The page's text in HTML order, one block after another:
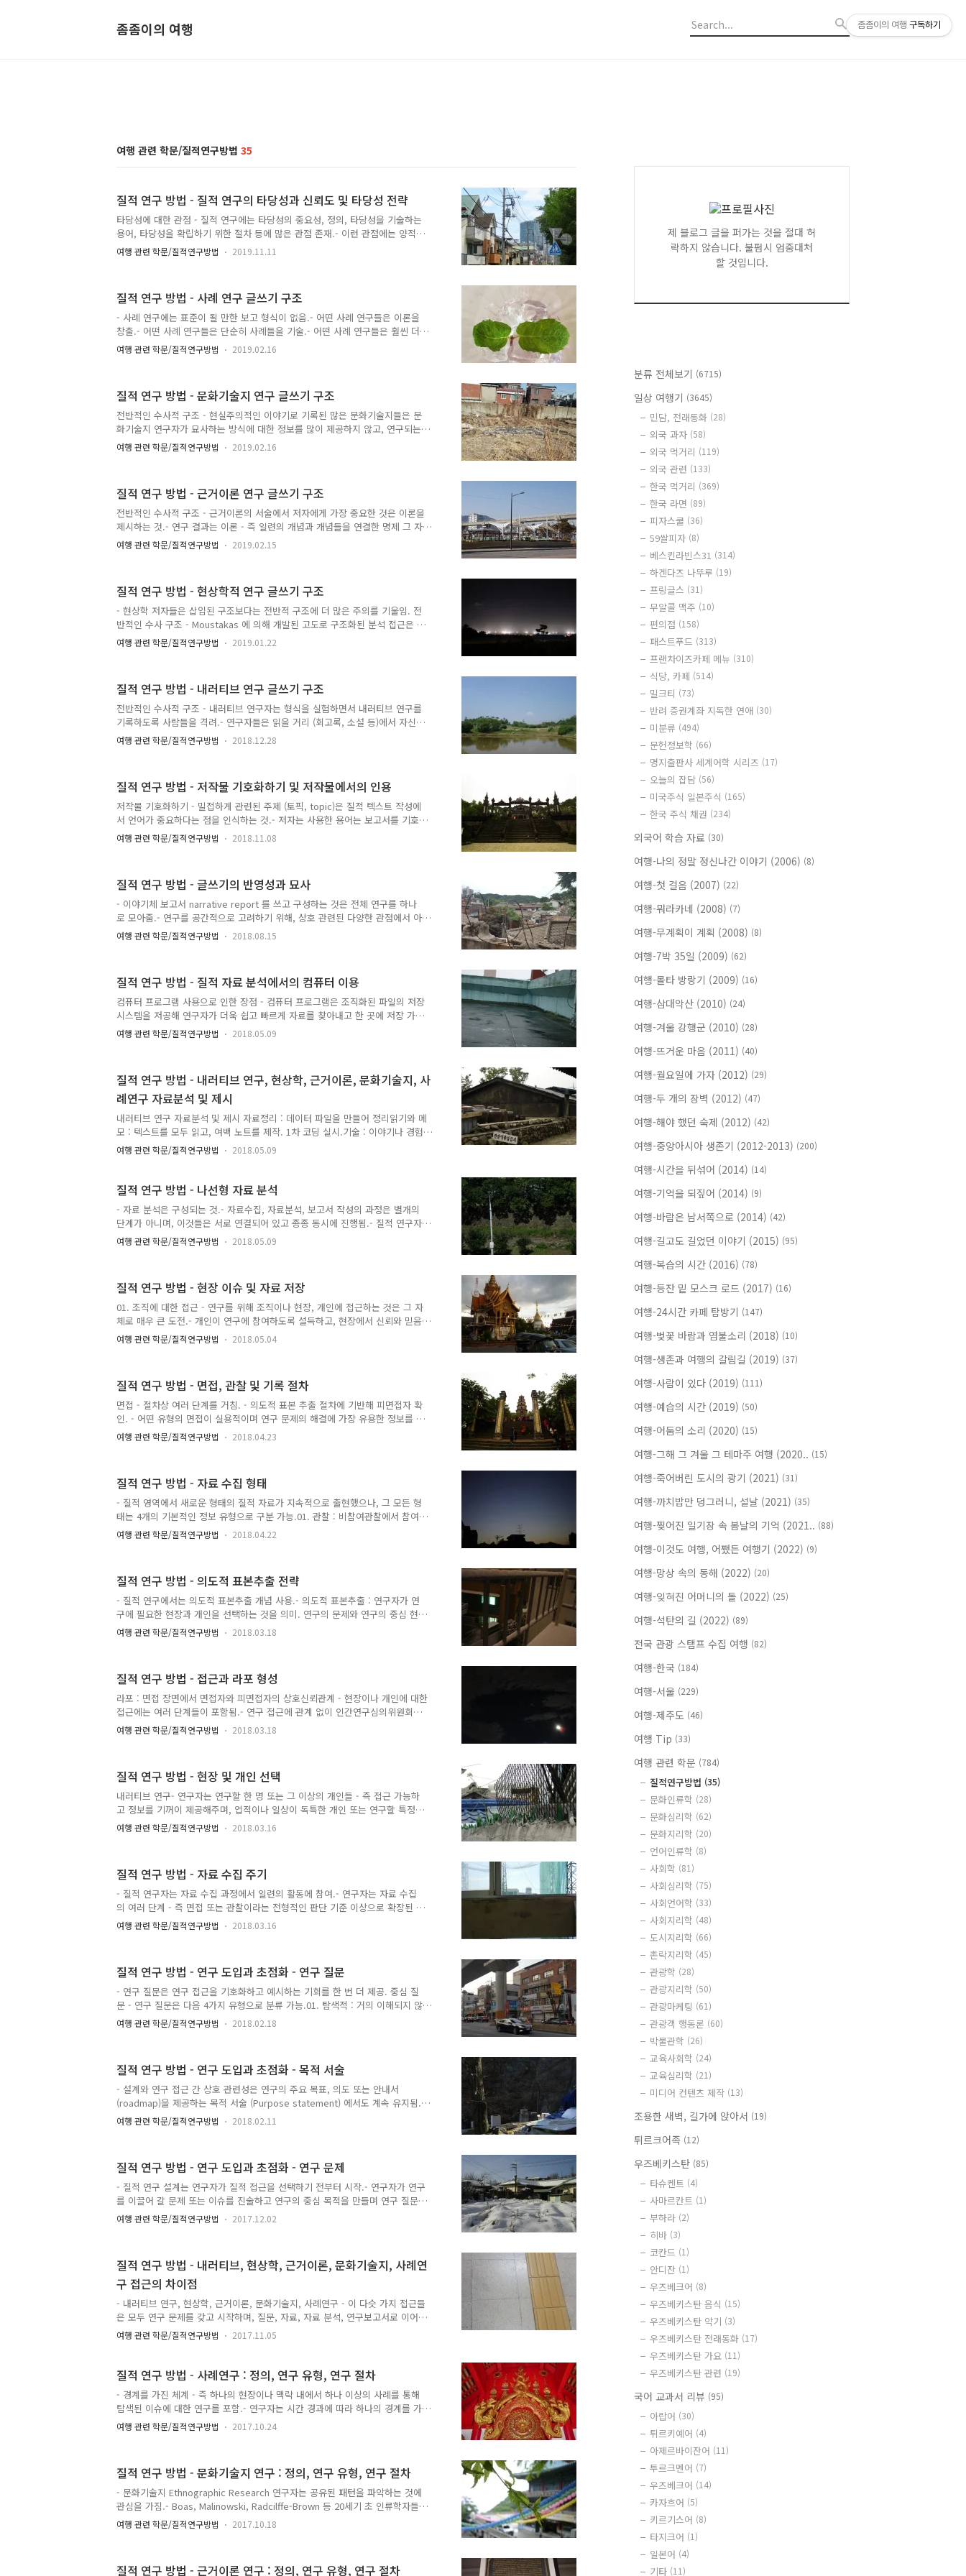
좀좀이의 여행
여행 관련 학문/질적연구방법 35
질적 연구 방법 - 질적 연구의 타당성과 신뢰도 및 타당성 전략
타당성에 대한 관점 - 질적 연구에는 타당성의 중요성, 정의, 타당성을 기술하는
용어, 타당성을 확립하기 위한 절차 등에 많은 관점 존재.- 이런 관점에는 양적
인 관점에서 질적인 타당성을 검토하는 것, 양적인 용어와는 별개로 질적 용어를
사용하는 것, 포스트모던과 해석적 관점을 채택하는 것, 타당성을 중요하게 여기
당도'라는 규범에 다가가는 것에 실패함으로써 과학적인 부류로부터 많은 비판
을 들어왔음.- 문화기술지 연구에 실험 연구의 내적 타당도 저해 요인 (역사와 성
숙, 관찰자 효과, 선택과 회귀, 사망, 가식적 관계)를 적용.- '연구의 비교 가능
성..
여행 관련 학문/질적연구방법 2019.11.11
질적 연구 방법 - 사례 연구 글쓰기 구조
- 사례 연구에는 표준이 될 만한 보고 형식이 없음.- 어떤 사례 연구들은 이론을
창출.- 어떤 사례 연구들은 단순히 사례들을 기술.- 어떤 사례 연구들은 훨씬 더
분석적이기도 하고, 사례를 비교하거나 여러 현장을 서로 비교하는 형식을 보여
주기도 함.- 사례 연구의 전반적인 의도는 쓰인 내러티브에 대한 더 큰 구조를
연구의 쟁점, 목적, 방법을 설명해 독자들이 연구의 진행 방법과 저자의 배경, 사
례를 둘러싼 쟁점들을 알 수 있도록 함.- 사례와 그 맥락 - 상대적으로 논쟁의 여
지가 없는 자료의 본체에 대한 폭넓은 기술이 뒤따름. 그리고 이 기술은 ..
여행 관련 학문/질적연구방법 2019.02.16
질적 연구 방법 - 문화기술지 연구 글쓰기 구조
전반적인 수사적 구조 - 현실주의적인 이야기로 기록된 많은 문화기술지들은 문
화기술지 연구자가 묘사하는 방식에 대한 정보를 많이 제공하지 않고, 연구되는
문화에 대해 직접적이고 사실적인 묘사 제공.- 이런 이야기의 유형으로 저자는
과학적이고 객관적인 관점을 전달하면서, 비인격적 impersonal 관점 사용.- 고
인 양식의 현장조사 사례를 인격적으로 기술.- 실제적이고 고백적인 기록 모두를
구성 요소로 하여 흥미롭고 설득력 있는 이야기 제시.- 고백적이고 인상적인 이
야기 모두에서는 개인의 글쓰기 스타일이 나타나며, 1인칭 관점이 사용됨. - 자주
발견..
여행 관련 학문/질적연구방법 2019.02.16
질적 연구 방법 - 근거이론 연구 글쓰기 구조
전반적인 수사적 구조 - 근거이론의 서술에서 저자에게 가장 중요한 것은 이론을
제시하는 것.- 연구 결과는 이론 - 즉 일련의 개념과 개념들을 연결한 명제 그 자
체. - 연구 문제는 광범위하며, 이것은 자료 수집과 분석기간 중 여러 차례 바
뀜.- 문헌 검토를 통해 주요 개념을 제기하지도 않고 가설을 제안하지도 않음. 대
것을 기록하기는 어려움. 그러나 연구자는 어디에서든지 시작할 수 있고, 표본과
현장, 자료 수집 과정에 대한 예비적인 아이디어 기술 가능.- 연구 결과 부분에서
는 이론적 구조 제시.- 저자는 그 이론적 모델을 다른 연구에서도 지지한다는
것..
여행 관련 학문/질적연구방법 2019.02.15
질적 연구 방법 - 현상학적 연구 글쓰기 구조
- 현상학 저자들은 삽입된 구조보다는 전반적 구조에 더 많은 주의를 기울임. 전
반적인 수사 구조 - Moustakas 에 의해 개발된 고도로 구조화된 분석 접근은 현
상학적 연구를 구성하기 위한 세부적인 형식 제시.- 이 분석 단계들은 보고서를
구성하기 위해 명확히 구분되는 절차들을 제공.- 그 단계들은 개별적 진술을 수
변하는 본질적 구조의 철저한 기술로 통합한 것을 제시.- 자료 분석 절차는 연구
자를 그 방향으로 인도하고, 분석을 위한 전반적 구조를 제시하며, 보고서의 구
성을 제시. 1장 : 서론, 주제 topic 과 개요 진술 : 주제는 아래 내용을 ..
여행 관련 학문/질적연구방법 2019.01.22
질적 연구 방법 - 내러티브 연구 글쓰기 구조
전반적인 수사적 구조 - 내러티브 연구자는 형식을 실험하면서 내러티브 연구를
기록하도록 사람들을 격려.- 연구자들은 읽을 거리 (회고록, 소설 등)에서 자신이
선호하는 것을 가장 우선적으로 찾고, 내러티브 연구를 결론 없는 저술, 과정으
로 바라보며, 다른 내러티브 논문이나 책을 읽으며 자신들의 내러티브 형식을 만
영 -> 회고와 전망을 하고, 내면과 외부를 살피고, 경험을 장소 안에 두는 텍스
트. 삽입된 수사적 구조 - 거대 서술구조는 실험성과 융통성을 견지한다는 것을
가정할 때, 더 미시적인 수준의 서술구조는 저자가 내러티브 연구를 구성하..
여행 관련 학문/질적연구방법 2018.12.28
질적 연구 방법 - 저작물 기호화하기 및 저작물에서의 인용
저작물 기호화하기 - 밀접하게 관련된 주제 (토픽, topic)은 질적 텍스트 작성에
서 언어가 중요하다는 점을 인식하는 것.- 저자는 사용한 용어는 보고서를 기호
화 encoding 하고, 저자 자신과 독자들의 욕구를 어떻게 인식하고 있는지를 드
러냄. - 학술적 출판 (학회지, 회의 자료, 학술도서)을 위해서는 다음과 같은 표현
반된 학문이나 학자에 대한 도서 추천서와 서문 - 연구자들은 학술적 독자 이외
의 다른 독자들을 위해 질적 연구를 기호화하곤 함.- 사회과학, 인문과학에서는
정책 결정자들이 중요한 독자일 수 있음 -> 이는 덜 방법론적이고..
여행 관련 학문/질적연구방법 2018.11.08
질적 연구 방법 - 글쓰기의 반영성과 묘사
- 이야기체 보고서 narrative report 를 쓰고 구성하는 것은 전체 연구를 하나
로 모아줌.- 연구를 공간적으로 고려하기 위해, 상호 관련된 다양한 관점에서 아
이디어를 연구하며 마치 조형물 주변을 천천히 걷듯 아이디어를 이야기하고 있
는지, 한 단계씩 내리막길을 걷고 있는 것 같은지, 집안의 방들을 가로질러 거닐
양식으로 서술되는 것은 소설, 언론 기사, 학술적 연구 간의 경계를 흐리게 한다
고 지적.- 어떤 형식은 연구 주제가 문화 공유 집단의 이야기나 개인의 생애에
대한 서술적 이야기 또는 프로그램이나 조직의 발전에 대한 것이든..
여행 관련 학문/질적연구방법 2018.08.15
질적 연구 방법 - 질적 자료 분석에서의 컴퓨터 이용
컴퓨터 프로그램 사용으로 인한 장점 - 컴퓨터 프로그램은 조직화된 파일의 저장
시스템을 저공해 연구자가 더욱 쉽고 빠르게 자료를 찾아내고 한 곳에 저장 가
능. 이러한 측면은 특히 전체 사례나 특정 성격의 사례를 찾는 데 중요.- 컴퓨터
프로그램은 연구자로 하여금 자료가 아이디어든, 진술문이든, 구문이든, 단어를
또한 주제나 논지와 관련된 원문을 표시하기 위해 힘들게 색깔별 코드를 만들 필
요도 없음. 텍스트를 검색하는 것도 컴퓨터 프로그램을 통해 쉽게 할 수 있음. 한
때 연구자들은 근거이론에서는 범주를, 사례연구에서는 주제를 찾았으나, 데이터
베이스 ..
여행 관련 학문/질적연구방법 2018.05.09
질적 연구 방법 - 내러티브 연구, 현상학, 근거이론, 문화기술지, 사
례연구 자료분석 및 제시
내러티브 연구 자료분석 및 제시 자료정리 : 데이터 파일을 만들어 정리읽기와 메
모 : 텍스트를 모두 읽고, 여백 노트를 제작. 1차 코딩 실시.기술 : 이야기나 경험
한 것을 기술하고 연대순으로 배열.분류 : 이야기를 확인하고, 통찰해보며 맥락적
인 자료를 확인.해석 : 이야기의 종합적인 의미 해석.제시와 시각화 : 과정, 이론,
수집된 자료는 그들이 전해야 했던 이야기, 펼쳐진 사건들의 연대기, 전환점이나
발현이 되도록 분석.- 이렇게 대략적으로 밑그림을 분석할 때 연구자에게는 몇
가지 선택 사항이 있음.01. 텍스트 자료를 다섯 가지 줄거리 구성 요소 (인물, 장
소, 문제, 행동, 해결)로 분석.02. 세 가지 차원의 공간적 ..
여행 관련 학문/질적연구방법 2018.05.09
질적 연구 방법 - 나선형 자료 분석
- 자료 분석은 구성되는 것.- 자료수집, 자료분석, 보고서 작성의 과정은 별개의
단계가 아니며, 이것들은 서로 연결되어 있고 종종 동시에 진행됨.- 질적 연구자
들은 자료 분석을 직접 하면서 배움.-> 이 때문에 비판가들은 질적 연구가 매우
직관적이고, 유연하고, 상대주의적이거나 또는 질적 자료 분석가들이 3개의 I -
석적 절차를 사용해 각 연구를 다른 방법으로 정교하게 만들어감. 그러나 이러한
관점에서 분석과정은 일반적인 형태를 따르게 됨. - 질적 자료를 분석하는 것은
연구자가 고정된 선형적 접근보다는 분석적인 원 안에서 ..
여행 관련 학문/질적연구방법 2018.05.09
질적 연구 방법 - 현장 이슈 및 자료 저장
01. 조직에 대한 접근 - 연구를 위해 조직이나 현장, 개인에 접근하는 것은 그 자
체로 매우 큰 도전.- 개인이 연구에 참여하도록 설득하고, 현장에서 신뢰와 믿음
을 형성하고, 대답할 사람을 현장에서 구하는 것 모두 중요한 접근의 어려움.- 현
장의 적절성에 대한 고려와 관련된 요소들도 염두에 두어야 함.- 연구자들은 이
자신의 특정한 '입지'는 연구자가 경험의 모든 측면에 대한 지식을 획득하는 것
을 방해할 수도 있음.- 연구자들은 자료를 수집할 때, 기분을 언짢게 하는 것을
보거나 들을 수 있음.- 또한 이와 같은 이유로 참여자가 그 상황에 대한..
여행 관련 학문/질적연구방법 2018.05.04
질적 연구 방법 - 면접, 관찰 및 기록 절차
면접 - 절차상 여러 단계를 거침. - 의도적 표본 추출 절차에 기반해 피면접자 확
인. - 어떤 유형의 면접이 실용적이며 연구 문제의 해결에 가장 유용한 정보를 잡
아낼 것인지를 결정.- 전화 면접, 포커스 집단 면접 또는 일대일 면접 같은 가능
한 유형들 평가.- 전화 면접은 연구자가 개인들에게 직접 접근할 수 없는 경우
보를 산출한 것으로 보일 때, 피면접자들이 서로 비슷하고 협력적일 때, 정보수
집을 위한 시간이 제한적일 때, 일대일로 면접한 개인들이 정보 제공을 망설일
때 유리. 단, 모든 참여자들이 이야기하도록 격려하고 대화를 독점하는 개인들을
감시..
여행 관련 학문/질적연구방법 2018.04.23
질적 연구 방법 - 자료 수집 형태
- 질적 영역에서 새로운 형태의 질적 자료가 지속적으로 출현했으나, 그 모든 형
태는 4개의 기본적인 정보 유형으로 구분 가능.01. 관찰 : 비참여관찰에서 참여관
찰까지 포함02. 면접 : 폐쇄형 면접에서 개방형 면접까지 포함03. 문서 : 사문서부
터 공문서까지 포함04. 시청각 자료 : 사진, CD, 비디오테이프와 같은 자료 포함
등과 같은 새로운 형태의 자료 출현.- Stewart와 Williams는 사회 조사에서 온
라인 포커스 집단을 활용하는 것에 대해 논의.- 이들은 가상현실 적용이나 여러
이점들 (오랜 시간에 걸쳐 ..
여행 관련 학문/질적연구방법 2018.04.22
질적 연구 방법 - 의도적 표본추출 전략
- 질적 연구에서는 의도적 표본추출 개념 사용.- 의도적 표본추출 : 연구자가 연
구에 필요한 현장과 개인을 선택하는 것을 의미. 연구의 문제와 연구의 중심 현
상에 대해 이해하고 있음을 의도적으로 알려줄 수 있음.- 연구자는 누구를, 무엇
을 표본으로 추출하고, 어떤 형태로 표본을 추출할 것인지, 그리고 얼마나 많은
일치하는지를 판단해야 함. - 어떠한 형태의 표본 추출 방식을 선택할 지에 대하
여 연구자는 다양한 질적 표본추출 전략이 가능하다는 사실을 숙지해야 함.- 이
전략들에는 명칭과 정의가 있으며, 이는 연구 보고서에 기술될 수 있음.- 연구자
들은 ..
여행 관련 학문/질적연구방법 2018.03.18
질적 연구 방법 - 접근과 라포 형성
라포 : 면접 장면에서 면접자와 피면접자의 상호신뢰관계 - 현장이나 개인에 대한
접근에는 여러 단계들이 포함됨.- 연구 접근에 관계 없이 인간연구심의위원회
human subjects review board 로부터 연구 승인을 획득해야 함.- 인간연구심
의위원회로부터 연구 승인을 획득하는 과정에서 각 학교 위원회는 연구가 참여
대부분의 질적 연구들은 장황한 심의를 받지 않으나, 미성년자가 포함된 연구나
고위험 집단 연구, 민감한 대상에 대한 연구들은 철저한 심의 - 즉 자세하고 긴
신청서와 긴 심의 시간을 포함하는 과정이 필요.- 많은 심의위원회는 인문,..
여행 관련 학문/질적연구방법 2018.03.18
질적 연구 방법 - 현장 및 개인 선택
내러티브 연구- 연구자는 연구할 한 명 또는 그 이상의 개인들 - 즉 접근 가능하
고 정보를 기꺼이 제공해주며, 업적이나 일상이 독특한 개인 또는 연구할 특정
현상, 탐구될 이슈에 대한 설명을 도와줄 개인을 찾아야 함.- 연구 대상자를 찾
는 방법01. 실용적인 접근 : 우연히 만나는 것, 대규모 연구에서 관심 대상을 발
에 대한 실례를 제공할 수 있는 '평범한 사람'을 찾는 것.- 내러티브는 개인의 산
물이 아니고 문화적 부분으로서, 연령이나 성별과 같은 사회적 역할을 반영한 관
계적 단면의 결과물로서 성립.- 그러므로 어떤 개인이 참여할 것인지는 그다..
여행 관련 학문/질적연구방법 2018.03.16
질적 연구 방법 - 자료 수집 주기
- 질적 연구자는 자료 수집 과정에서 일련의 활동에 참여.- 연구자는 자료 수집
의 여러 단계 - 즉 면접 또는 관찰이라는 전형적인 판단 기준 이상으로 확장된 단
계에 대해 고려해야 함. - 중요한 단계는 연구할 사람 또는 현장을 찾아가서 접근
하고 참여자가 좋은 정보를 제공할 수 있도록 라포를 형성하는 것.- 이 과정과
님. 오히려 진행중인 연구 문제에 대해 가장 풍부한 정보를 줄 수 있는 사람들을
의도적으로 표본추출하는 것. 그렇기 때문에 연구자는 어떤 유형의 의도적 표본
추출이 최선인지 결정해야 함. - 연구자가 현장이나 사람을 선택하고 나면, 가장
적절한..
여행 관련 학문/질적연구방법 2018.03.16
질적 연구 방법 - 연구 도입과 초점화 - 연구 질문
- 연구 질문은 연구 접근을 기호화하고 예시하는 기회를 한 번 더 제공. 중심 질
문 - 연구 질문은 다음 4가지 유형으로 분류 가능.01. 탐색적 : 거의 이해되지 않
았던 현상을 조사02. 설명적 : 현상과 관련된 패턴을 설명03. 기술적 : 현상을 기
술04. 해방적 : 현상에 대한 사회 행동에 관여- 질적 연구 질문은 개방형, 진행형,
에게 말해보라'고 요구하는 큰 문제로부터 더 구체적인 질문에 이르기까지 다양
한 형태를 띰.- 연구자는 자신의 연구 전체를 매우 중요한 단 하나의 연구 질문
과 여러 개의 하위 질문 subquestion으로 정리..
여행 관련 학문/질적연구방법 2018.02.18
질적 연구 방법 - 연구 도입과 초점화 - 목적 서술
- 설계와 연구 접근 간 상호 관련성은 연구의 주요 목표, 의도 또는 안내서
(roadmap)을 제공하는 목적 서술 (Purpose statement) 에서도 계속 유지됨.-
목적 서술은 모든 질적 연구에서 가장 중요한 서술.- 주의해서 구성해야 하며, 명
확하고 구체적인 용어로 작성해야 함.- 특정한 단어는 질적 연구에 대한 특정한
자료수집, 분석, 보고서 작성에서의 연구 접근을 예시하면서 구절에서 맨 먼저
등장.- 저자는 연구 접근의 초점과 연구자의 행위를 나타내는 단어를 사용해서
구절을 기호화.예) 경험이해 (내러티브 연구), 기술 (사례연구..
여행 관련 학문/질적연구방법 2018.02.11
질적 연구 방법 - 연구 도입과 초점화 - 연구 문제
- 질적 연구 설계는 연구자가 질적 접근을 선택하기 전부터 시작.- 연구자가 연구
를 이끌어 갈 문제 또는 이슈를 진술하고 연구의 중심 목적을 만들며 연구 질문
을 제시하는 것으로 시작됨.- 그러나 이 구성 요소들은 연구에 사용될 접근과 관
련되어야 함.- 연구 문제와 질문이 연구 설계보다 반드시 먼저 제시되어야 하는
구 도입 부분은 앞으로 사용될 접근을 미리 보여줄 수도 있고, 또는 여러 접근들
중 하나를 선택한 후에 쓰일 수도 있음. 연구 문제 - 질적 연구는 연구 문제를 언
급하는 것에서 시작.- 연구자는 연구의 처음 몇 문단에서, 연구를 이끌어갈 '..
여행 관련 학문/질적연구방법 2017.12.02
질적 연구 방법 - 내러티브, 현상학, 근거이론, 문화기술지, 사례연
구 접근의 차이점
- 내러티브 연구, 현상학, 근거이론, 문화기술지, 사례연구 - 이 다슷 가지 접근들
은 모두 연구 문제를 갖고 시작하며, 질문, 자료, 자료 분석, 연구보고서로 이어
지는 일반적인 연구 과정을 공통적으로 갖고 있음.- 또한 이 접근들은 다양한 수
준의 면접, 관찰, 문서, 시청각 자료를 포함한 유사한 자료 수집 과정들을 채택하
음. - 내러티브 연구와 문화기술지, 사례연구는 분석 단위가 한 사람일 때 유사해
보일 수 있음.- 연구자는 내러티브 연구와 문화기술지, 사례연구 중 하나로 한 사
람에 대한 연구 가능. 그러나 그가 수집하고 분석하게 될 자료의 유형은 상당히
달라짐.- 내러티브 연구에서 연구자는 개인이 말한 이야기에 초점을 맞추..
여행 관련 학문/질적연구방법 2017.11.05
질적 연구 방법 - 사례연구 : 정의, 연구 유형, 연구 절차
- 경계를 가진 체계 - 즉 하나의 현장이나 맥락 내에서 하나 이상의 사례를 통해
탐색된 이슈에 대한 연구를 포함.- 연구자는 시간 경과에 따라 하나의 경계를 가
진 체계 또는 경계를 가진 여러 체계들을 탐색하고, 관찰, 면접, 시청각 자료, 문
서와 보고서 같은 다양한 정보 원천들을 포함해 상세하고 심층적인 자료를 수집
은 사례연구가 심리학 (프로이트), 의학 (질병에 대한 사례 분석), 법학 (판례), 정
치학 (사례보고) 등에서 얻고 있는 대중성 때문에 사회과학자들에게 친숙. - 질적
사례연구를 전개하기 위해 연구자는 자신의 사례를 규정해야 함..
여행 관련 학문/질적연구방법 2017.10.24
질적 연구 방법 - 문화기술지 연구 : 정의, 연구 유형, 연구 절차
- 문화기술지 Ethnographic Research 연구자는 공유된 패턴을 파악하는 것에
관심을 가짐.- Boas, Malinowski, Radcilffe-Brown 등 20세기 초 인류학자들
이 수행한 비교문화적 인류학이 기원.- 최근 문화기술지에 대한 과학적 접근들은
구조적 기능주의, 기능주의, 상징적 상호작용주의, 문화인류학과 인지인류학, 페
여행 관련 학문/질적연구방법 2017.10.18
질적 연구 방법 - 근거이론 연구 : 정의, 연구 유형, 연구 절차
제 블로그 글을 퍼가는 것을 절대 허
락하지 않습니다. 불펌시 엄중대처
할 것입니다.
분류 전체보기 (6715)
일상 여행기 (3645)
민담, 전래동화 (28)
외국 과자 (58)
외국 먹거리 (119)
외국 관련 (133)
한국 먹거리 (369)
한국 라면 (89)
피자스쿨 (36)
59쌀피자 (8)
베스킨라빈스31 (314)
하겐다즈 나뚜루 (19)
프링글스 (31)
무알콜 맥주 (10)
편의점 (158)
패스트푸드 (313)
프랜차이즈카페 메뉴 (310)
식당, 카페 (514)
밀크티 (73)
반려 증권계좌 지독한 연애 (30)
미분류 (494)
문헌정보학 (66)
명지출판사 세계어학 시리즈 (17)
오늘의 잡담 (56)
미국주식 일본주식 (165)
한국 주식 채권 (234)
외국어 학습 자료 (30)
여행-나의 정말 정신나간 이야기 (2006) (8)
여행-첫 걸음 (2007) (22)
여행-뭐라카네 (2008) (7)
여행-무계획이 계획 (2008) (8)
여행-7박 35일 (2009) (62)
여행-몰타 방랑기 (2009) (16)
여행-삼대악산 (2010) (24)
여행-겨울 강행군 (2010) (28)
여행-뜨거운 마음 (2011) (40)
여행-월요일에 가자 (2012) (29)
여행-두 개의 장벽 (2012) (47)
여행-해야 했던 숙제 (2012) (42)
여행-중앙아시아 생존기 (2012-2013) (200)
여행-시간을 뒤섞어 (2014) (14)
여행-기억을 되짚어 (2014) (9)
여행-바람은 남서쪽으로 (2014) (42)
여행-길고도 길었던 이야기 (2015) (95)
여행-복습의 시간 (2016) (78)
여행-등잔 밑 모스크 로드 (2017) (16)
여행-24시간 카페 탐방기 (147)
여행-벚꽃 바람과 염불소리 (2018) (10)
여행-생존과 여행의 갈림길 (2019) (37)
여행-사람이 있다 (2019) (111)
여행-예습의 시간 (2019) (50)
여행-어둠의 소리 (2020) (15)
여행-그해 그 겨울 그 테마주 여행 (2020.. (15)
여행-죽어버린 도시의 광기 (2021) (31)
여행-까치밥만 덩그러니, 설날 (2021) (35)
여행-찢어진 일기장 속 봄날의 기억 (2021.. (88)
여행-이것도 여행, 어쨌든 여행기 (2022) (9)
여행-망상 속의 동해 (2022) (20)
여행-잊혀진 어머니의 돌 (2022) (25)
여행-석탄의 길 (2022) (89)
전국 관광 스탬프 수집 여행 (82)
여행-한국 (184)
여행-서울 (229)
여행-제주도 (46)
여행 Tip (33)
여행 관련 학문 (784)
질적연구방법 (35)
문화인류학 (28)
문화심리학 (62)
문화지리학 (20)
언어인류학 (8)
사회학 (81)
사회심리학 (75)
사회언어학 (33)
사회지리학 (48)
도시지리학 (66)
촌락지리학 (45)
관광학 (28)
관광지리학 (50)
관광마케팅 (61)
관광객 행동론 (60)
박물관학 (26)
교육사회학 (24)
교육심리학 (21)
미디어 컨텐츠 제작 (13)
조용한 새벽, 길가에 앉아서 (19)
튀르크어족 (12)
우즈베키스탄 (85)
타슈켄트 (4)
사마르칸트 (1)
부하라 (2)
히바 (3)
코칸드 (1)
안디잔 (1)
우즈베크어 (8)
우즈베키스탄 음식 (15)
우즈베키스탄 악기 (3)
우즈베키스탄 전래동화 (17)
우즈베키스탄 가요 (11)
우즈베키스탄 관련 (19)
국어 교과서 리뷰 (95)
아랍어 (30)
튀르키예어 (4)
아제르바이잔어 (11)
투르크멘어 (7)
우즈베크어 (14)
카자흐어 (5)
키르기스어 (8)
타지크어 (1)
일본어 (4)
기타 (11)
좀좀이의 여행 구독하기